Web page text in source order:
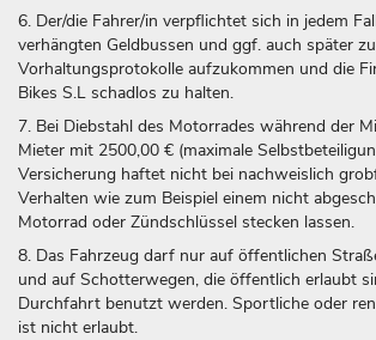
6. Der/die Fahrer/in verpflichtet sich in jedem
verhängten Geldbussen und ggf. auch später
Vorhaltungsprotokolle aufzukommen und die
Bikes S.L schadlos zu halten.
7. Bei Diebstahl des Motorrades während der
Mieter mit 2500,00 € (maximale
Versicherung haftet nicht bei nachweislich
Verhalten wie zum Beispiel einem nicht
Motorrad oder Zündschlüssel stecken lassen.
8. Das Fahrzeug darf nur auf öffentlichen
und auf Schotterwegen, die öffentlich erlaubt
Durchfahrt benutzt werden. Sportliche oder
ist nicht erlaubt.